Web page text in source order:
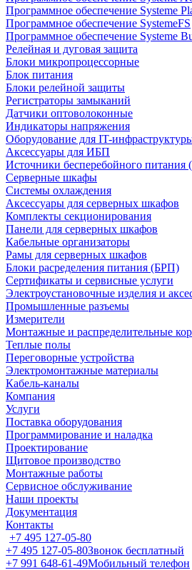
Программное обеспечение Systeme
Программное обеспечение SystemeFS
Программное обеспечение Systeme
Релейная и дуговая защита
Блоки микропроцессорные
Блок питания
Блоки релейной защиты
Регистраторы замыканий
Датчики оптоволоконные
Индикаторы напряжения
Оборудование для IT-
Аксессуары для ИБП
Источники бесперебойного
Серверные шкафы
Системы охлаждения
Аксессуары для серверных шкафов
Комплекты секционирования
Панели для серверных шкафов
Кабельные организаторы
Рамы для серверных шкафов
Блоки расределения питания (БРП)
Сертификаты и сервисные услуги
Электроустановочные изделия и
Промышленные разъемы
Измерители
Монтажные и распределительные
Теплые полы
Переговорные устройства
Электромонтажные материалы
Кабель-каналы
Компания
Услуги
Поставка оборудования
Программирование и наладка
Проектирование
Щитовое производство
Монтажные работы
Сервисное обслуживание
Наши проекты
Документация
Контакты
+7 495 127-05-80
+7 495 127-05-80Звонок бесплатный
+7 991 648-61-49Мобильный телефон